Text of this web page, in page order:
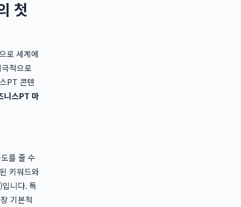
첫
로 세계에
적으로
PT 콘텐
니스PT 마
를 줄 수
키워드와
니다. 특
기본적